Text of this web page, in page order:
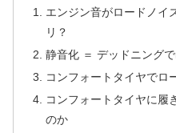
エンジン音がロードノイ
リ？
静音化 ＝ デッドニング
コンフォートタイヤでロ
コンフォートタイヤに履
のか